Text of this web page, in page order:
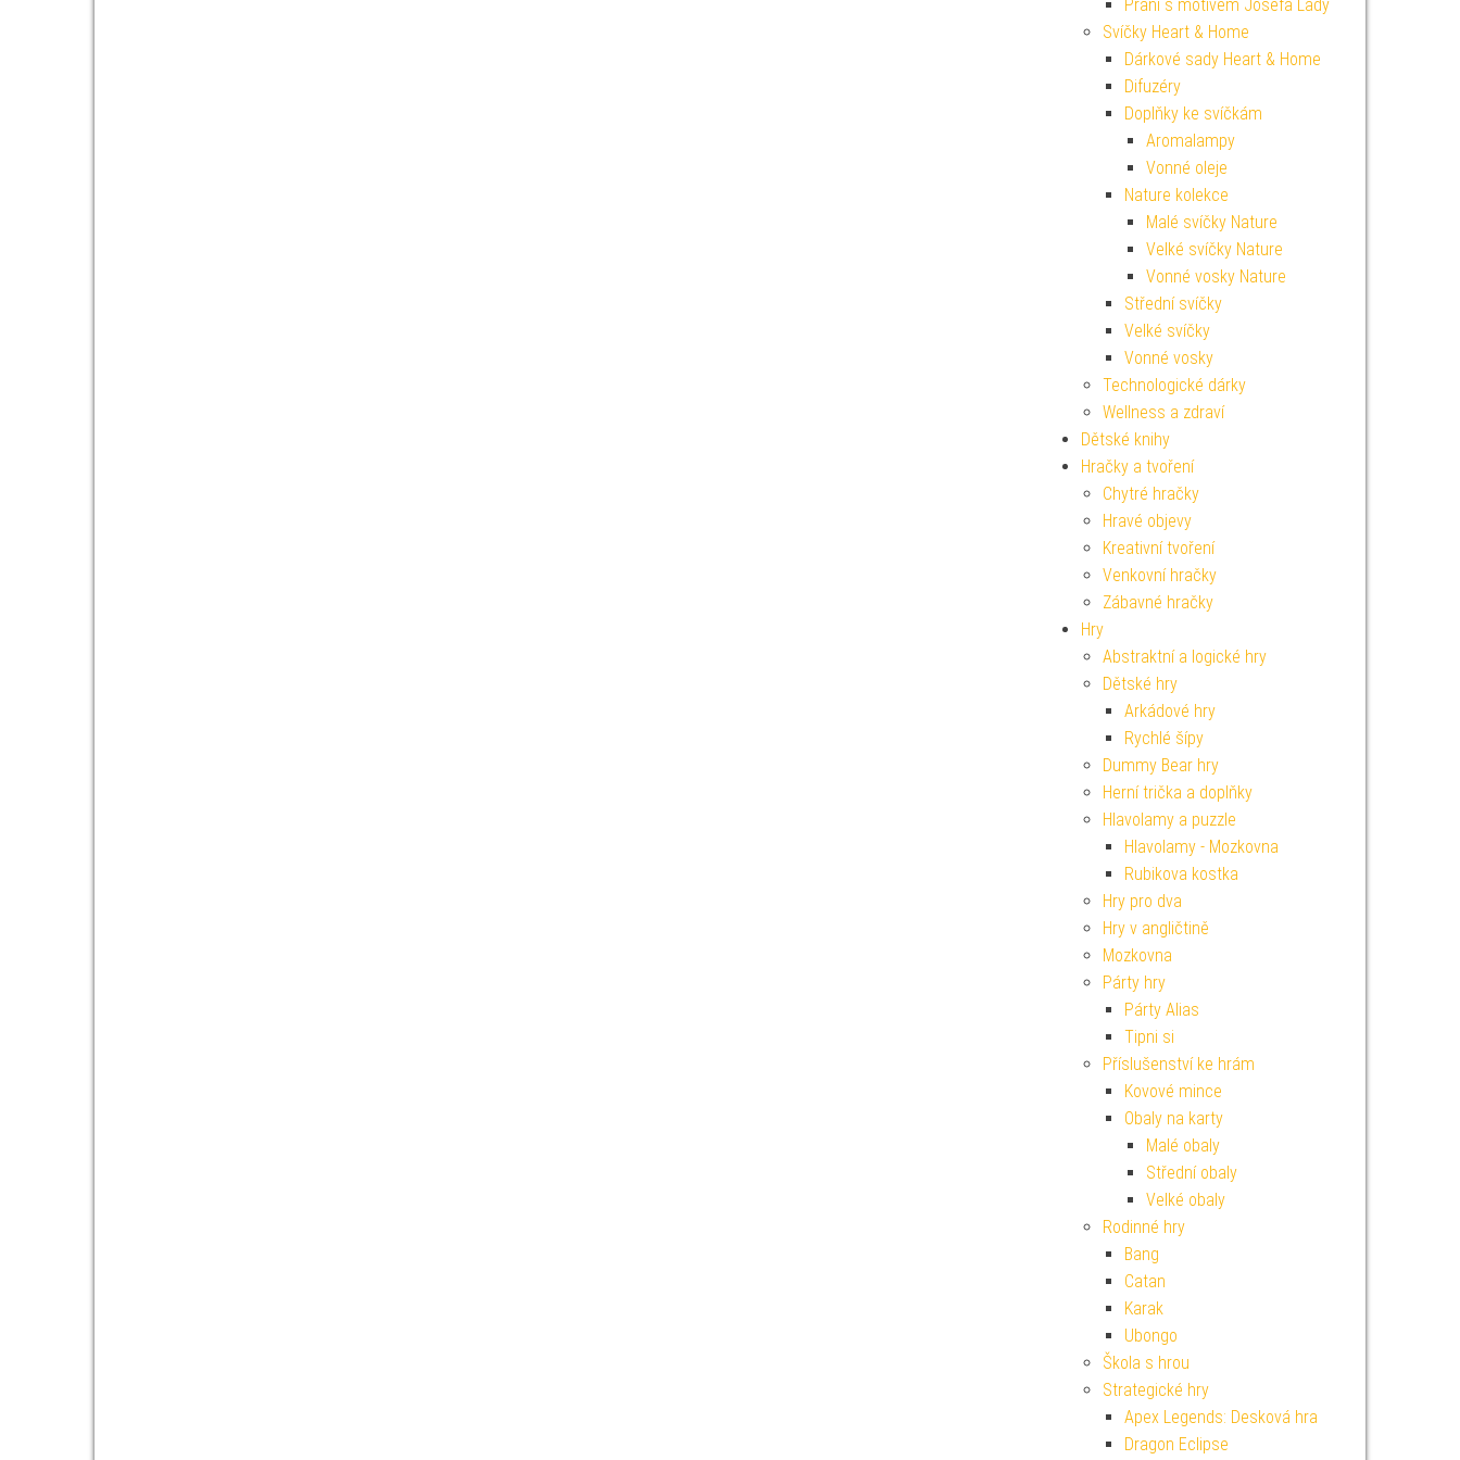
Přání s motivem Josefa Lady
Svíčky Heart & Home
Dárkové sady Heart & Home
Difuzéry
Doplňky ke svíčkám
Aromalampy
Vonné oleje
Nature kolekce
Malé svíčky Nature
Velké svíčky Nature
Vonné vosky Nature
Střední svíčky
Velké svíčky
Vonné vosky
Technologické dárky
Wellness a zdraví
Dětské knihy
Hračky a tvoření
Chytré hračky
Hravé objevy
Kreativní tvoření
Venkovní hračky
Zábavné hračky
Hry
Abstraktní a logické hry
Dětské hry
Arkádové hry
Rychlé šípy
Dummy Bear hry
Herní trička a doplňky
Hlavolamy a puzzle
Hlavolamy - Mozkovna
Rubikova kostka
Hry pro dva
Hry v angličtině
Mozkovna
Párty hry
Párty Alias
Tipni si
Příslušenství ke hrám
Kovové mince
Obaly na karty
Malé obaly
Střední obaly
Velké obaly
Rodinné hry
Bang
Catan
Karak
Ubongo
Škola s hrou
Strategické hry
Apex Legends: Desková hra
Dragon Eclipse